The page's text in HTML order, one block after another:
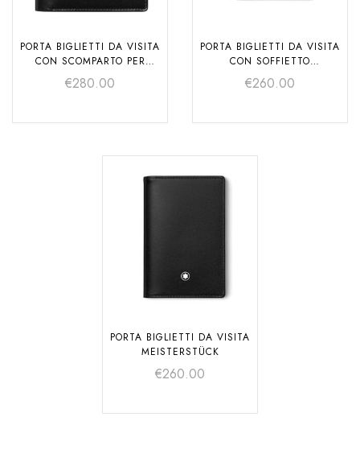
PORTA BIGLIETTI DA VISITA
CON SCOMPARTO PER
BANCONOTE MEISTERSTÜCK
SELECTION
€280.00
PORTA BIGLIETTI DA VISITA
CON SOFFIETTO
MEISTERSTÜCK
€260.00
PORTA BIGLIETTI DA VISITA
MEISTERSTÜCK
€260.00